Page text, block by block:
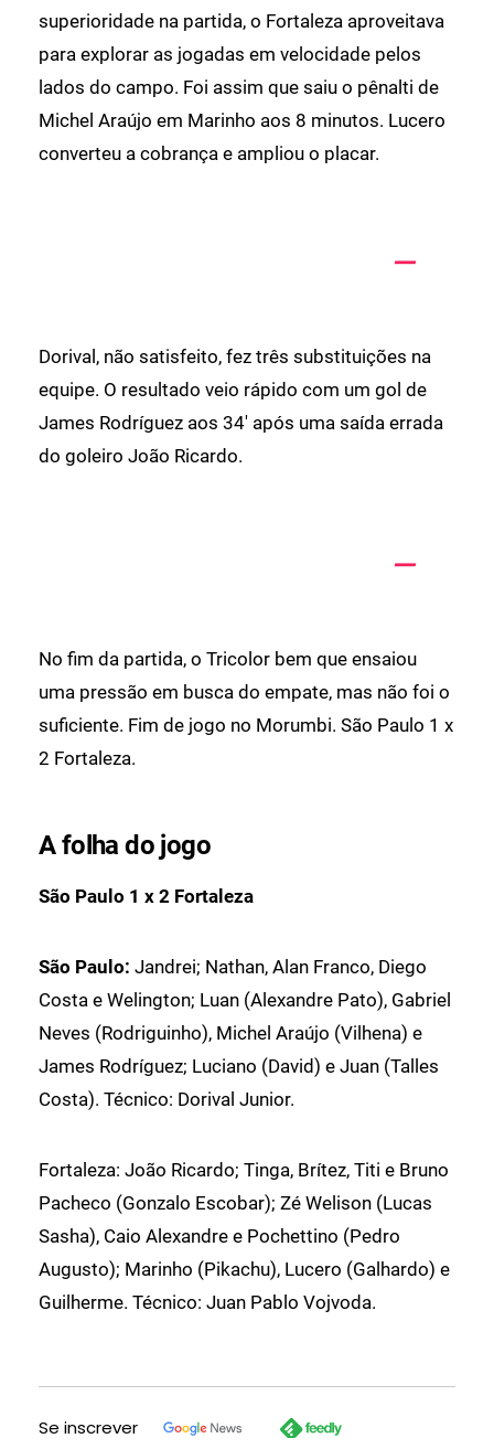
superioridade na partida, o Fortaleza aproveitava
para explorar as jogadas em velocidade pelos
lados do campo. Foi assim que saiu o pênalti de
Michel Araújo em Marinho aos 8 minutos. Lucero
converteu a cobrança e ampliou o placar.
Dorival, não satisfeito, fez três substituições na
equipe. O resultado veio rápido com um gol de
James Rodríguez aos 34' após uma saída errada
do goleiro João Ricardo.
No fim da partida, o Tricolor bem que ensaiou
uma pressão em busca do empate, mas não foi o
suficiente. Fim de jogo no Morumbi. São Paulo 1 x
2 Fortaleza.
A folha do jogo
São Paulo 1 x 2 Fortaleza
São Paulo: Jandrei; Nathan, Alan Franco, Diego
Costa e Welington; Luan (Alexandre Pato), Gabriel
Neves (Rodriguinho), Michel Araújo (Vilhena) e
James Rodríguez; Luciano (David) e Juan (Talles
Costa). Técnico: Dorival Junior.
Fortaleza: João Ricardo; Tinga, Brítez, Titi e Bruno
Pacheco (Gonzalo Escobar); Zé Welison (Lucas
Sasha), Caio Alexandre e Pochettino (Pedro
Augusto); Marinho (Pikachu), Lucero (Galhardo) e
Guilherme. Técnico: Juan Pablo Vojvoda.
Se inscrever